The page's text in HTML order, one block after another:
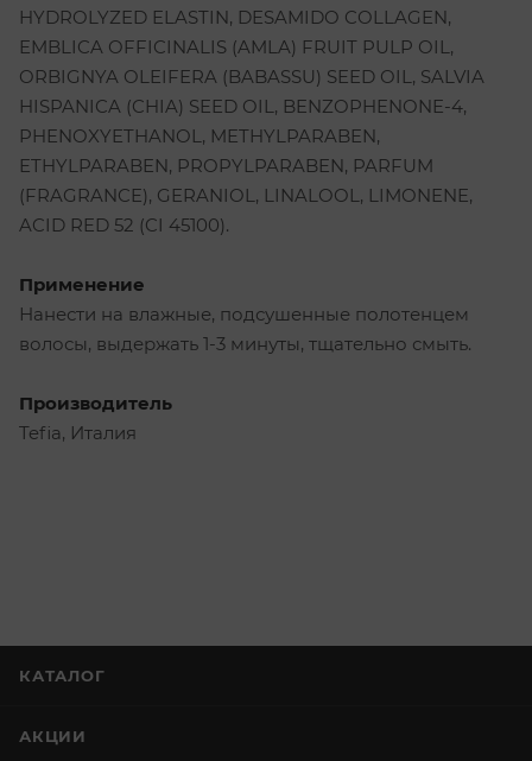
HYDROLYZED ELASTIN, DESAMIDO COLLAGEN,
EMBLICA OFFICINALIS (AMLA) FRUIT PULP OIL,
ORBIGNYA OLEIFERA (BABASSU) SEED OIL, SALVIA
HISPANICA (CHIA) SEED OIL, BENZOPHENONE-4,
PHENOXYETHANOL, METHYLPARABEN,
ETHYLPARABEN, PROPYLPARABEN, PARFUM
(FRAGRANCE), GERANIOL, LINALOOL, LIMONENE,
ACID RED 52 (CI 45100).
Применение
Нанести на влажные, подсушенные полотенцем
волосы, выдержать 1-3 минуты, тщательно смыть.
Производитель
Tefia, Италия
КАТАЛОГ
АКЦИИ